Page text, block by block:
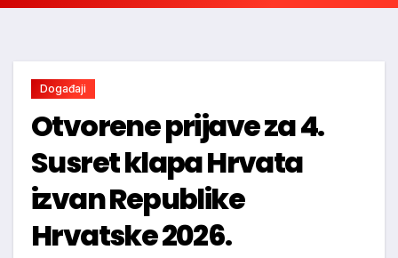
Događaji
Otvorene prijave za 4.
Susret klapa Hrvata
izvan Republike
Hrvatske 2026.